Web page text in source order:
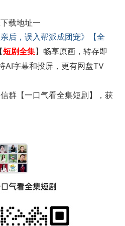
载地址一
后，误入帮派成团宠》【全
短剧全集】 畅享原画，转存即
AI字幕和投屏，更有网盘TV
群【一口气看全集短剧】，获